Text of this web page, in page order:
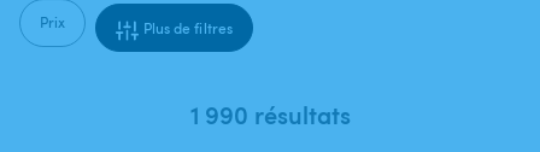
Prix Plus de filtres
1 990 résultats